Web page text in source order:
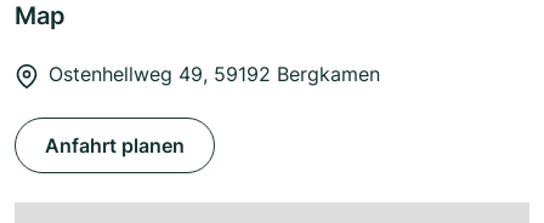
Map
Ostenhellweg 49, 59192 Bergkamen
Anfahrt planen